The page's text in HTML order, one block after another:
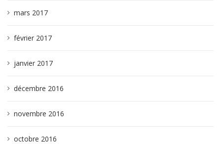
mars 2017
février 2017
janvier 2017
décembre 2016
novembre 2016
octobre 2016